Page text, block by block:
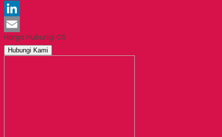
Pinterest
LinkedIn
Email
Harga Hubungi CS
Hubungi Kami